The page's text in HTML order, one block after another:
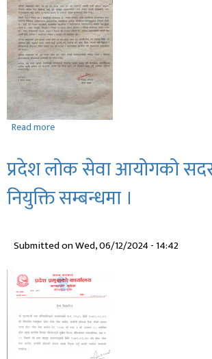
प्रस्तावलाई
कार्यान्वयन
गर्नबनेको
विधेयक
प्रमाणिकरण
भएको
सम्बन्धमा
Read moreabout
अज्जा
(बकर
ईद)
शुभकामना
।
प्रदेश लोक सेवा आयोगको
नियुक्ति सम्बन्धमा ।
Submitted on Wed, 06/12/2024 - 14:42